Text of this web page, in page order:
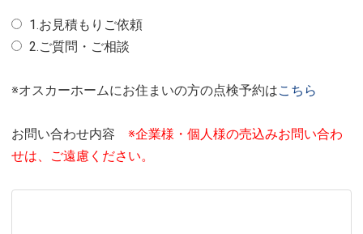
1.お見積もりご依頼
2.ご質問・ご相談
※オスカーホームにお住まいの方の点検予約はこちら
お問い合わせ内容 ※企業様・個人様の売込みお問い合わ
せは、ご遠慮ください。